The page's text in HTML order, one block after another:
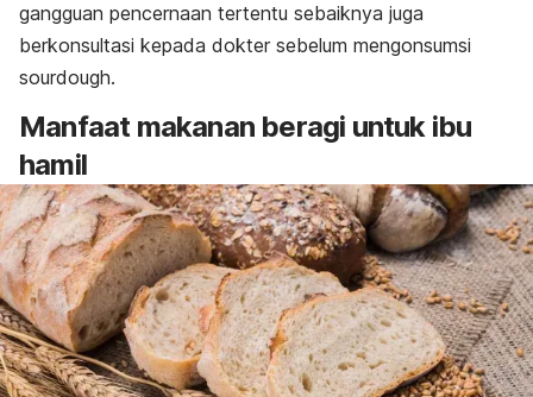
gangguan pencernaan tertentu sebaiknya juga
berkonsultasi kepada dokter sebelum mengonsumsi
sourdough.
Manfaat makanan beragi untuk ibu
hamil